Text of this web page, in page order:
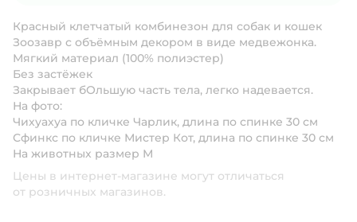
Красный клетчатый комбинезон для собак и кошек
Зоозавр с объёмным декором в виде медвежонка.
Мягкий материал (100% полиэстер)
Без застёжек
Закрывает бОльшую часть тела, легко надевается.
На фото:
Чихуахуа по кличке Чарлик, длина по спинке 30 см
Сфинкс по кличке Мистер Кот, длина по спинке 30 см
На животных размер М
Цены в интернет-магазине могут отличаться
от розничных магазинов.